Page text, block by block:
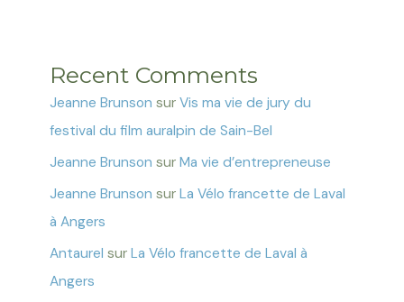
Recent Comments
Jeanne Brunson sur Vis ma vie de jury du
festival du film auralpin de Sain-Bel
Jeanne Brunson sur Ma vie d’entrepreneuse
Jeanne Brunson sur La Vélo francette de Laval
à Angers
Antaurel sur La Vélo francette de Laval à
Angers